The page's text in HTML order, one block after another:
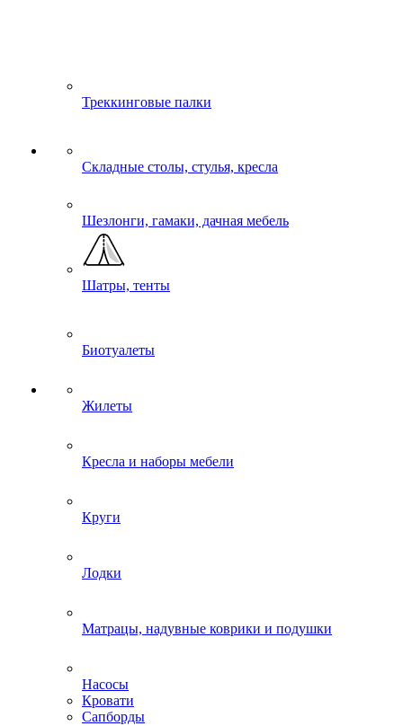
Треккинговые палки
Складные столы, стулья, кресла
Шезлонги, гамаки, дачная мебель
Шатры, тенты
Биотуалеты
Жилеты
Кресла и наборы мебели
Круги
Лодки
Матрацы, надувные коврики и подушки
Насосы
Кровати
Сапборды